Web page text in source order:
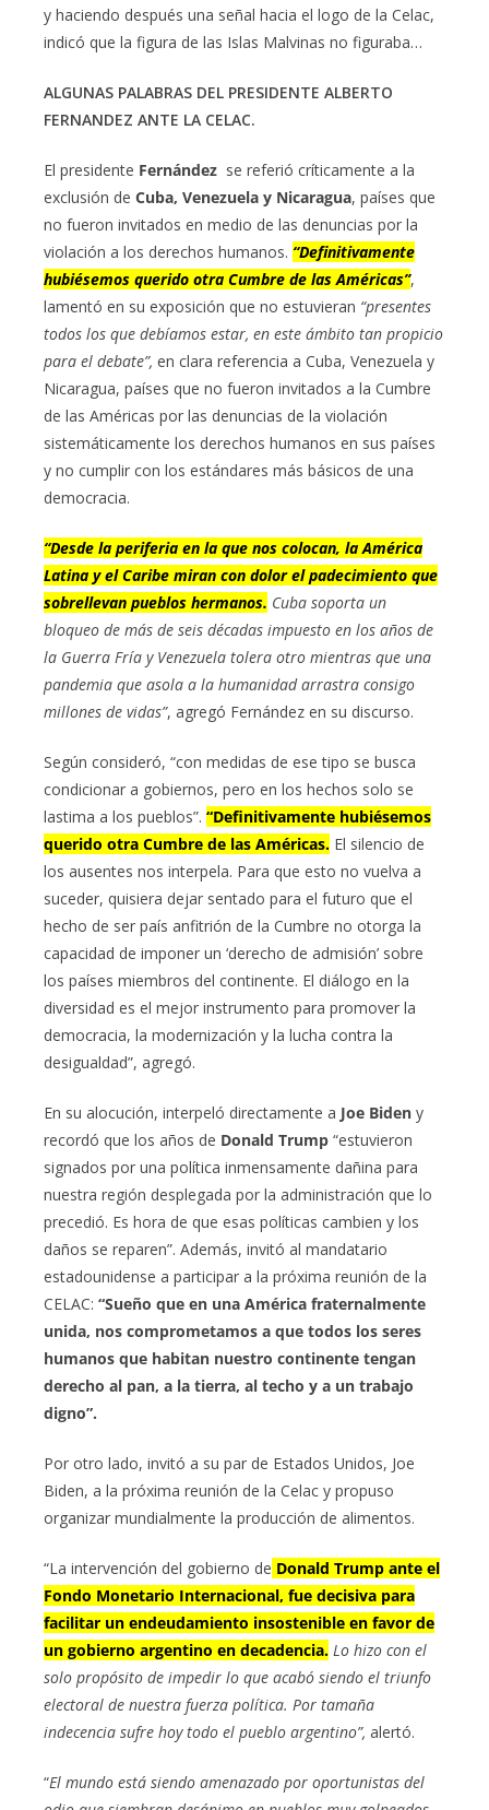
y haciendo después una señal hacia el logo de la Celac,
indicó que la figura de las Islas Malvinas no figuraba…
ALGUNAS PALABRAS DEL PRESIDENTE ALBERTO
FERNANDEZ ANTE LA CELAC.
El presidente Fernández se referió críticamente a la
exclusión de Cuba, Venezuela y Nicaragua, países que
no fueron invitados en medio de las denuncias por la
violación a los derechos humanos. “Definitivamente
hubiésemos querido otra Cumbre de las Américas”,
lamentó en su exposición que no estuvieran “presentes
todos los que debíamos estar, en este ámbito tan propicio
para el debate”, en clara referencia a Cuba, Venezuela y
Nicaragua, países que no fueron invitados a la Cumbre
de las Américas por las denuncias de la violación
sistemáticamente los derechos humanos en sus países
y no cumplir con los estándares más básicos de una
democracia.
“Desde la periferia en la que nos colocan, la América
Latina y el Caribe miran con dolor el padecimiento que
sobrellevan pueblos hermanos. Cuba soporta un
bloqueo de más de seis décadas impuesto en los años de
la Guerra Fría y Venezuela tolera otro mientras que una
pandemia que asola a la humanidad arrastra consigo
millones de vidas”, agregó Fernández en su discurso.
Según consideró, “con medidas de ese tipo se busca
condicionar a gobiernos, pero en los hechos solo se
lastima a los pueblos”. “Definitivamente hubiésemos
querido otra Cumbre de las Américas. El silencio de
los ausentes nos interpela. Para que esto no vuelva a
suceder, quisiera dejar sentado para el futuro que el
hecho de ser país anfitrión de la Cumbre no otorga la
capacidad de imponer un ‘derecho de admisión’ sobre
los países miembros del continente. El diálogo en la
diversidad es el mejor instrumento para promover la
democracia, la modernización y la lucha contra la
desigualdad”, agregó.
En su alocución, interpeló directamente a Joe Biden y
recordó que los años de Donald Trump “estuvieron
signados por una política inmensamente dañina para
nuestra región desplegada por la administración que lo
precedió. Es hora de que esas políticas cambien y los
daños se reparen”. Además, invitó al mandatario
estadounidense a participar a la próxima reunión de la
CELAC: “Sueño que en una América fraternalmente
unida, nos comprometamos a que todos los seres
humanos que habitan nuestro continente tengan
derecho al pan, a la tierra, al techo y a un trabajo
digno”.
Por otro lado, invitó a su par de Estados Unidos, Joe
Biden, a la próxima reunión de la Celac y propuso
organizar mundialmente la producción de alimentos.
“La intervención del gobierno de Donald Trump ante el
Fondo Monetario Internacional, fue decisiva para
facilitar un endeudamiento insostenible en favor de
un gobierno argentino en decadencia. Lo hizo con el
solo propósito de impedir lo que acabó siendo el triunfo
electoral de nuestra fuerza política. Por tamaña
indecencia sufre hoy todo el pueblo argentino”, alertó.
“El mundo está siendo amenazado por oportunistas del